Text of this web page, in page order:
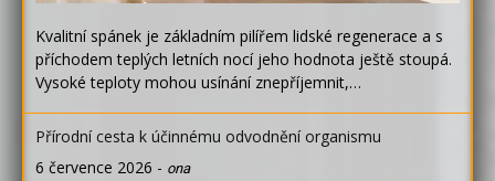
Kvalitní spánek je základním pilířem lidské regenerace a s
příchodem teplých letních nocí jeho hodnota ještě stoupá.
Vysoké teploty mohou usínání znepříjemnit,…
Přírodní cesta k účinnému odvodnění organismu
6 července 2026 - ona